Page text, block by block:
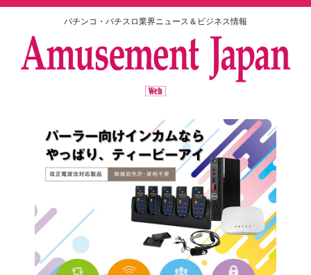
パチンコ・パチスロ業界ニュース＆ビジネス情報